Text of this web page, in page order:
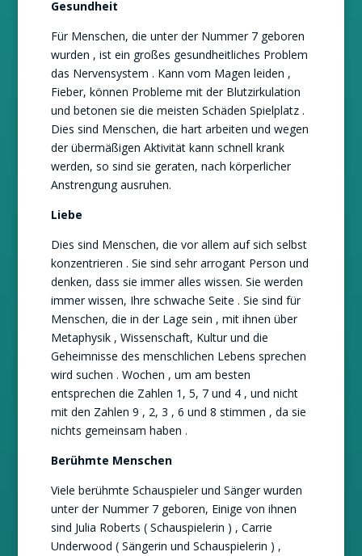
Gesundheit
Für Menschen, die unter der Nummer 7 geboren
wurden , ist ein großes gesundheitliches Problem
das Nervensystem . Kann vom Magen leiden ,
Fieber, können Probleme mit der Blutzirkulation
und betonen sie die meisten Schäden Spielplatz .
Dies sind Menschen, die hart arbeiten und wegen
der übermäßigen Aktivität kann schnell krank
werden, so sind sie geraten, nach körperlicher
Anstrengung ausruhen.
Liebe
Dies sind Menschen, die vor allem auf sich selbst
konzentrieren . Sie sind sehr arrogant Person und
denken, dass sie immer alles wissen. Sie werden
immer wissen, Ihre schwache Seite . Sie sind für
Menschen, die in der Lage sein , mit ihnen über
Metaphysik , Wissenschaft, Kultur und die
Geheimnisse des menschlichen Lebens sprechen
wird suchen . Wochen , um am besten
entsprechen die Zahlen 1, 5, 7 und 4 , und nicht
mit den Zahlen 9 , 2, 3 , 6 und 8 stimmen , da sie
nichts gemeinsam haben .
Berühmte Menschen
Viele berühmte Schauspieler und Sänger wurden
unter der Nummer 7 geboren, Einige von ihnen
sind Julia Roberts ( Schauspielerin ) , Carrie
Underwood ( Sängerin und Schauspielerin ) ,